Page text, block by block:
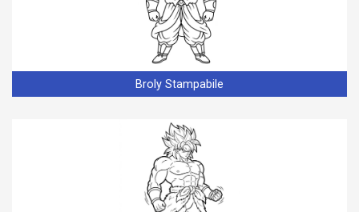
Broly Stampabile